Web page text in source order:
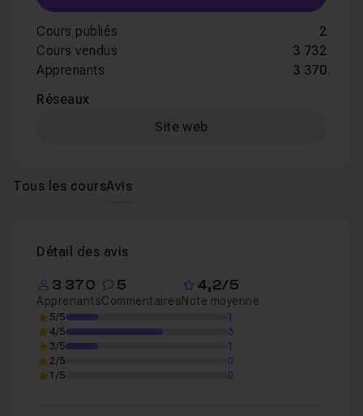
Cours publiés
2
Cours vendus
3 732
Apprenants
3 370
Réseaux
Site web
Tous les coursAvis
Détail des avis
3 370
Apprenants
5
Commentaires
4,2/5
Note moyenne
5/5
1
4/5
3
3/5
1
2/5
0
1/5
0